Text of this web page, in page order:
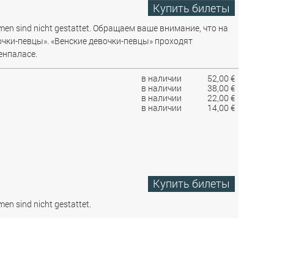
Купить билеты
sind nicht gestattet. Обращаем ваше внимание, что на
певцы». «Венские девочки-певцы» проходят
в наличии
52,00 €
в наличии
38,00 €
в наличии
22,00 €
в наличии
14,00 €
Купить билеты
sind nicht gestattet.